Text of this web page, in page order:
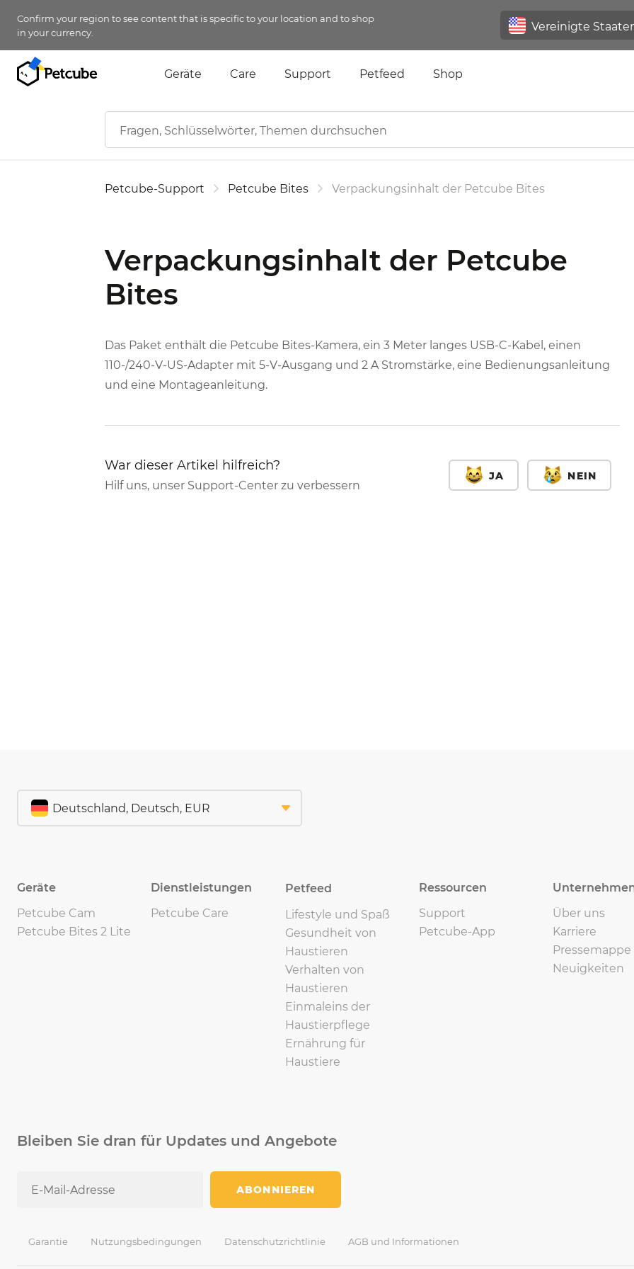
Confirm your region to see content that is specific to your location and to shop
in your currency.
Geräte Care Support Petfeed Shop
Petcube-Support Petcube Bites Verpackungsinhalt der Petcube Bites
Verpackungsinhalt der Petcube
Bites
Das Paket enthält die Petcube Bites-Kamera, ein 3 Meter langes USB-C-Kabel, einen
110-/240-V-US-Adapter mit 5-V-Ausgang und 2 A Stromstärke, eine Bedienungsanleitung
und eine Montageanleitung.
War dieser Artikel hilfreich?
Hilf uns, unser Support-Center zu verbessern
JA NEIN
Geräte
Petcube Cam
Petcube Bites 2 Lite
Dienstleistungen
Petcube Care
Petfeed
Lifestyle und Spaß
Gesundheit von
Haustieren
Verhalten von
Haustieren
Einmaleins der
Haustierpflege
Ernährung für
Haustiere
Ressourcen
Support
Petcube-App
Über uns
Karriere
Pressemappe
Neuigkeiten
Bleiben Sie dran für Updates und Angebote
ABONNIEREN
Garantie Nutzungsbedingungen Datenschutzrichtlinie AGB und Informationen